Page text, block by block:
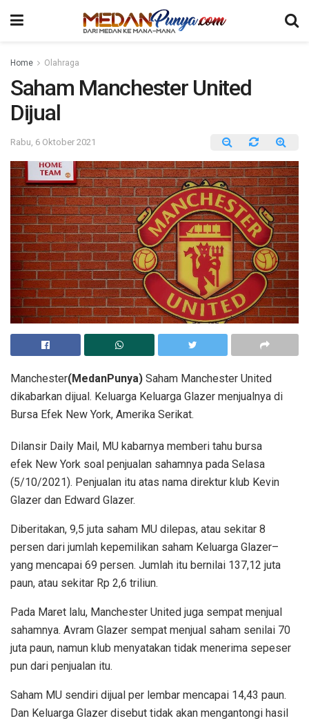
Home Olahraga
Saham Manchester United
Dijual
Rabu, 6 Oktober 2021
Manchester(MedanPunya) Saham Manchester United
dikabarkan dijual. Keluarga Keluarga Glazer menjualnya di
Bursa Efek New York, Amerika Serikat.
Dilansir Daily Mail, MU kabarnya memberi tahu bursa
efek New York soal penjualan sahamnya pada Selasa
(5/10/2021). Penjualan itu atas nama direktur klub Kevin
Glazer dan Edward Glazer.
Diberitakan, 9,5 juta saham MU dilepas, atau sekitar 8
persen dari jumlah kepemilikan saham Keluarga Glazer–
yang mencapai 69 persen. Jumlah itu bernilai 137,12 juta
paun, atau sekitar Rp 2,6 triliun.
Pada Maret lalu, Manchester United juga sempat menjual
sahamnya. Avram Glazer sempat menjual saham senilai 70
juta paun, namun klub menyatakan tidak menerima sepeser
pun dari penjualan itu.
Saham MU sendiri dijual per lembar mencapai 14,43 paun.
Dan Keluarga Glazer disebut tidak akan mengantongi hasil